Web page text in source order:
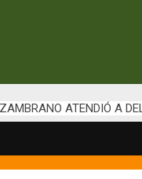
ATENDIÓ A